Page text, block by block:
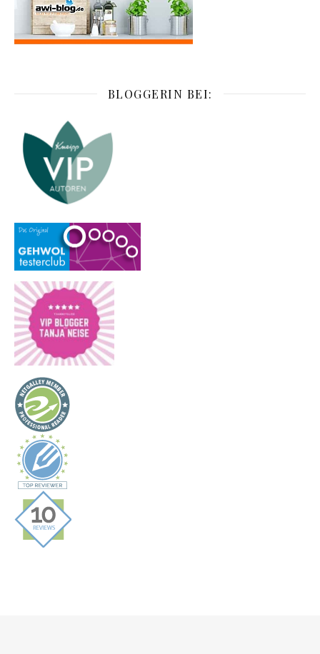
BLOGGERIN BEI: